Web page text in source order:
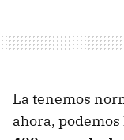
La tenemos
ahora,